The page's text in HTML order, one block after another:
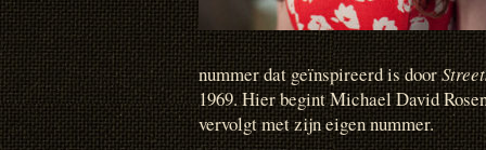
nummer dat geïnspireerd is door
1969. Hier begint Michael David
vervolgt met zijn eigen nummer.